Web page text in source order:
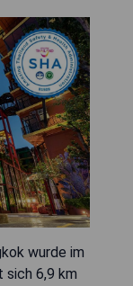
wurde im
6,9 km